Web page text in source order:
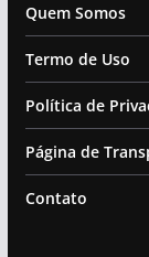
Quem Somos
Termo de Uso
Política de
Página de
Contato